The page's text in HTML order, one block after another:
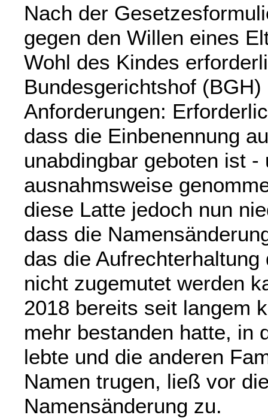
Nach der
gegen den Willen eines
Wohl des Kindes
Bundesgerichtshof
Anforderungen:
dass die Einbenennung
unabdingbar geboten ist
ausnahmsweise
diese Latte jedoch nun
dass die
das die
nicht zugemutet werden
2018 bereits seit langem
mehr bestanden hatte, in
lebte und die anderen
Namen trugen, ließ vor
Namensänderung zu.